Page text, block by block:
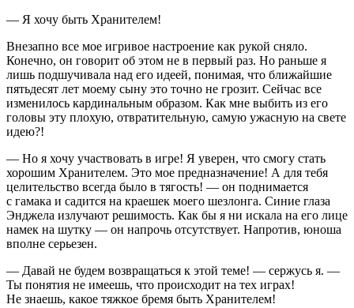
— Я хочу быть Хранителем!
Внезапно все мое игривое настроение как рукой сняло.
Конечно, он говорит об этом не в первый раз. Но раньше я
лишь подшучивала над его идеей, понимая, что ближайшие
пятьдесят лет моему сыну это точно не грозит. Сейчас все
изменилось кардинальным образом. Как мне выбить из его
головы эту плохую, отвратительную, самую ужасную на свете
идею?!
— Но я хочу участвовать в игре! Я уверен, что смогу стать
хорошим Хранителем. Это мое предназначение! А для тебя
целительство всегда было в тягость! — он поднимается
с гамака и садится на краешек моего шезлонга. Синие глаза
Энджела излучают решимость. Как бы я ни искала на его лице
намек на шутку — он напрочь отсутствует. Напротив, юноша
вполне серьезен.
— Давай не будем возвращаться к этой теме! — сержусь я. —
Ты понятия не имеешь, что происходит на тех играх!
Не знаешь, какое тяжкое бремя быть Хранителем!